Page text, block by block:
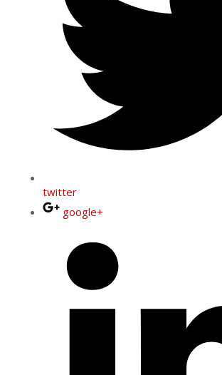
twitter
google+